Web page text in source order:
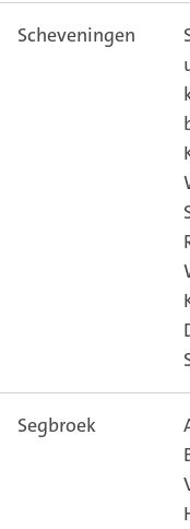
Scheveningen
Segbroek